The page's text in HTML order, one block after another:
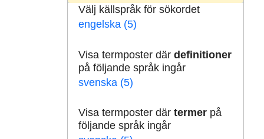
Välj källspråk för sökordet
engelska (5)
Visa termposter där definitioner
på följande språk ingår
svenska (5)
Visa termposter där termerpå
följande språk ingår